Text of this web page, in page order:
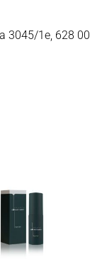
3045/1e, 628 00